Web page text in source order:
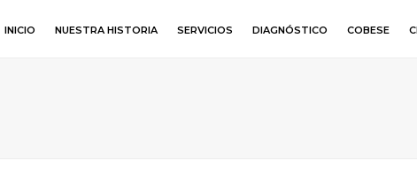
INICIO NUESTRA HISTORIA SERVICIOS DIAGNÓSTICO COBESE